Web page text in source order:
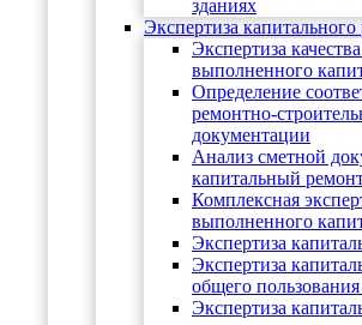
зданиях
Экспертиза капитального
Экспертиза
выполненного
Определение
ремонтно-
документации
Анализ сметной
капитальный
Комплексная
выполненного
Экспертиза
Экспертиза
общего
Экспертиза